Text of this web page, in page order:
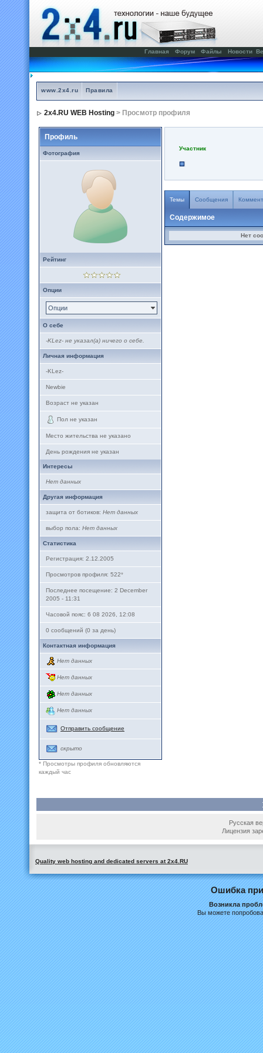
Главная Форум Файлы Новости
www.2x4.ru Правила
2x4.RU WEB Hosting > Просмотр профиля
Профиль
Фотография
Рейтинг
Опции
Опции
О себе
-KLez- не указал(а) ничего о себе.
Личная информация
-KLez-
Newbie
Возраст не указан
Пол не указан
Место жительства не указано
День рождения не указан
Интересы
Нет данных
Другая информация
защита от ботиков: Нет данных
выбор пола: Нет данных
Статистика
Регистрация: 2.12.2005
Просмотров профиля: 522*
Последнее посещение: 2 December
2005 - 11:31
Часовой пояс: 6 08 2026, 12:08
0 сообщений (0 за день)
Контактная информация
Нет данных
Нет данных
Нет данных
Нет данных
Отправить сообщение
скрыто
* Просмотры профиля обновляются
каждый час
Участник
Темы Сообщения
Содержимое
Нет
Русская
Лицензия
Quality web hosting and dedicated servers at 2x4.RU
Ошибка при
Возникла
Вы можете